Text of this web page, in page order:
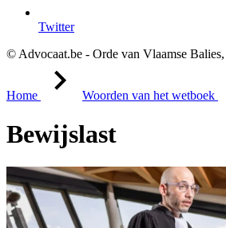
Twitter
© Advocaat.be - Orde van Vlaamse
Home Woorden van het wetboek
Bewijslast